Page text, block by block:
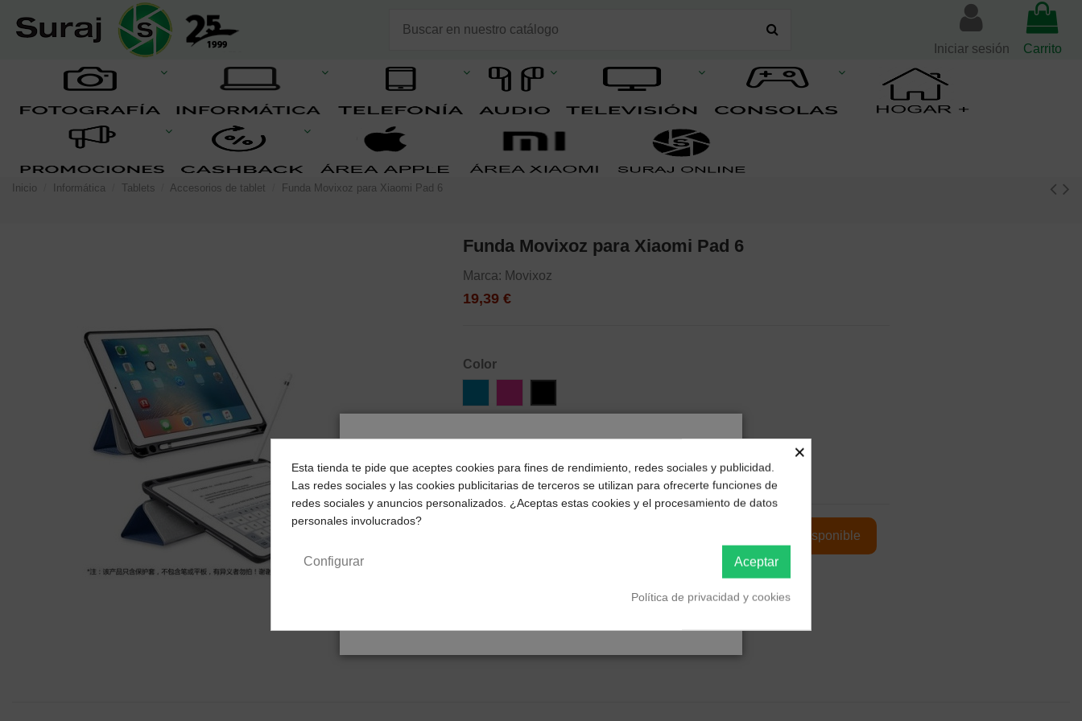
Iniciar sesión Carrito
Inicio Informática Tablets Accesorios de tablet Funda Movixoz para Xiaomi Pad 6
Funda Movixoz para Xiaomi Pad 6
Marca: Movixoz
19,39 €
Color
¿Dónde deseas recibir tu pedido?
Selecciona tu ubicación para mostrarte los precios e
impuestos correctos para tu región.
×
Esta tienda te pide que aceptes cookies para fines de rendimiento, redes sociales y publicidad.
Las redes sociales y las cookies publicitarias de terceros se utilizan para ofrecerte funciones de
redes sociales y anuncios personalizados. ¿Aceptas estas cookies y el procesamiento de datos
personales involucrados?
Aceptar
Configurar
Política de privacidad y cookies